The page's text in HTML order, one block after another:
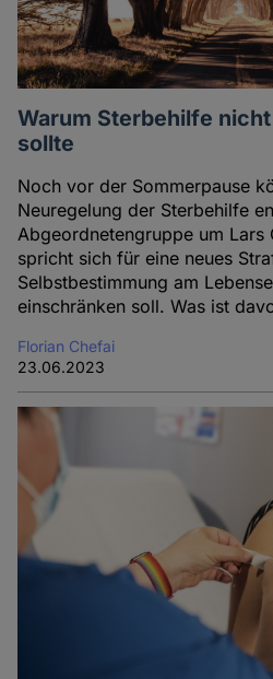
Warum Sterbehilfe
sollte
Noch vor der Sommerpause
Neuregelung der Sterbehilfe
Abgeordnetengruppe um Lars
spricht sich für eine neues
Selbstbestimmung am
einschränken soll. Was ist
Florian Chefai
23.06.2023